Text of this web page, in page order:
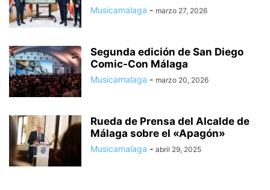
Musicamalaga - marzo 27, 2026
Segunda edición de San Diego
Comic-Con Málaga
Musicamalaga - marzo 20, 2026
Rueda de Prensa del Alcalde de
Málaga sobre el «Apagón»
Musicamalaga - abril 29, 2025